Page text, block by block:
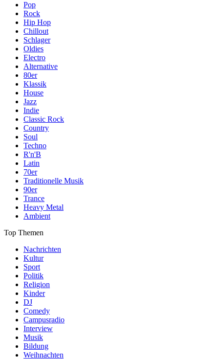
Pop
Rock
Hip Hop
Chillout
Schlager
Oldies
Electro
Alternative
80er
Klassik
House
Jazz
Indie
Classic Rock
Country
Soul
Techno
R'n'B
Latin
70er
Traditionelle Musik
90er
Trance
Heavy Metal
Ambient
Top Themen
Nachrichten
Kultur
Sport
Politik
Religion
Kinder
DJ
Comedy
Campusradio
Interview
Musik
Bildung
Weihnachten